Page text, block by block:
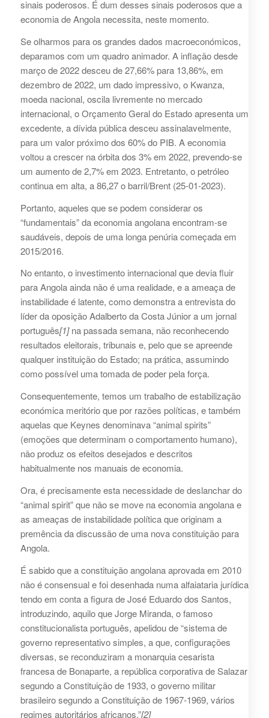
sinais poderosos. É dum desses sinais poderosos que a
economia de Angola necessita, neste momento.
Se olharmos para os grandes dados macroeconómicos,
deparamos com um quadro animador. A inflação desde
março de 2022 desceu de 27,66% para 13,86%, em
dezembro de 2022, um dado impressivo, o Kwanza,
moeda nacional, oscila livremente no mercado
internacional, o Orçamento Geral do Estado apresenta um
excedente, a dívida pública desceu assinalavelmente,
para um valor próximo dos 60% do PIB. A economia
voltou a crescer na órbita dos 3% em 2022, prevendo-se
um aumento de 2,7% em 2023. Entretanto, o petróleo
continua em alta, a 86,27 o barril/Brent (25-01-2023).
Portanto, aqueles que se podem considerar os
“fundamentais” da economia angolana encontram-se
saudáveis, depois de uma longa penúria começada em
2015/2016.
No entanto, o investimento internacional que devia fluir
para Angola ainda não é uma realidade, e a ameaça de
instabilidade é latente, como demonstra a entrevista do
líder da oposição Adalberto da Costa Júnior a um jornal
português[1]na passada semana, não reconhecendo
resultados eleitorais, tribunais e, pelo que se apreende
qualquer instituição do Estado; na prática, assumindo
como possível uma tomada de poder pela força.
Consequentemente, temos um trabalho de estabilização
económica meritório que por razões políticas, e também
aquelas que Keynes denominava “animal spirits”
(emoções que determinam o comportamento humano),
não produz os efeitos desejados e descritos
habitualmente nos manuais de economia.
Ora, é precisamente esta necessidade de deslanchar do
“animal spirit” que não se move na economia angolana e
as ameaças de instabilidade política que originam a
premência da discussão de uma nova constituição para
Angola.
É sabido que a constituição angolana aprovada em 2010
não é consensual e foi desenhada numa alfaiataria jurídica
tendo em conta a figura de José Eduardo dos Santos,
introduzindo, aquilo que Jorge Miranda, o famoso
constitucionalista português, apelidou de “sistema de
governo representativo simples, a que, configurações
diversas, se reconduziram a monarquia cesarista
francesa de Bonaparte, a república corporativa de Salazar
segundo a Constituição de 1933, o governo militar
brasileiro segundo a Constituição de 1967-1969, vários
regimes autoritários africanos.”[2]